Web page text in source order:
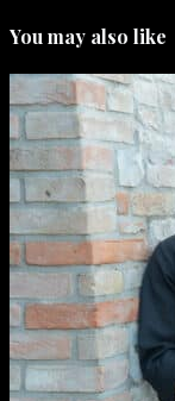
You may also like